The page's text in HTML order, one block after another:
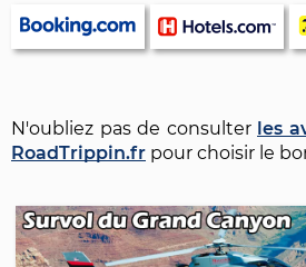
N'oubliez pas de consulter les
RoadTrippin.fr pour choisir le